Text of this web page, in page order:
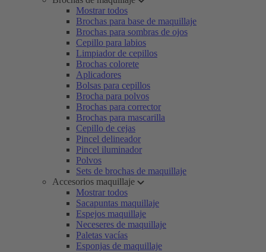
Mostrar todos
Brochas para base de maquillaje
Brochas para sombras de ojos
Cepillo para labios
Limpiador de cepillos
Brochas colorete
Aplicadores
Bolsas para cepillos
Brocha para polvos
Brochas para corrector
Brochas para mascarilla
Cepillo de cejas
Pincel delineador
Pincel iluminador
Polvos
Sets de brochas de maquillaje
Accesorios maquillaje
Mostrar todos
Sacapuntas maquillaje
Espejos maquillaje
Neceseres de maquillaje
Paletas vacías
Esponjas de maquillaje